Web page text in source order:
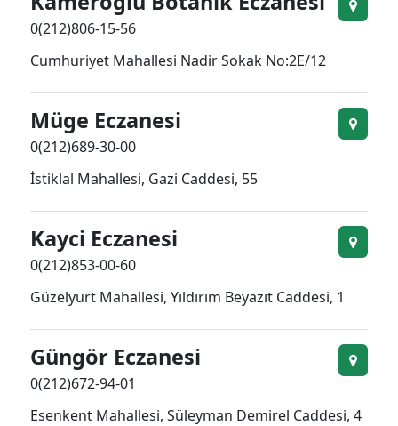
0(212)806-15-56
Cumhuriyet Mahallesi Nadir Sokak No:2E/12
Müge Eczanesi
0(212)689-30-00
İstiklal Mahallesi, Gazi Caddesi, 55
Kayci Eczanesi
0(212)853-00-60
Güzelyurt Mahallesi, Yıldırım Beyazıt Caddesi, 1
Güngör Eczanesi
0(212)672-94-01
Esenkent Mahallesi, Süleyman Demirel Caddesi, 4